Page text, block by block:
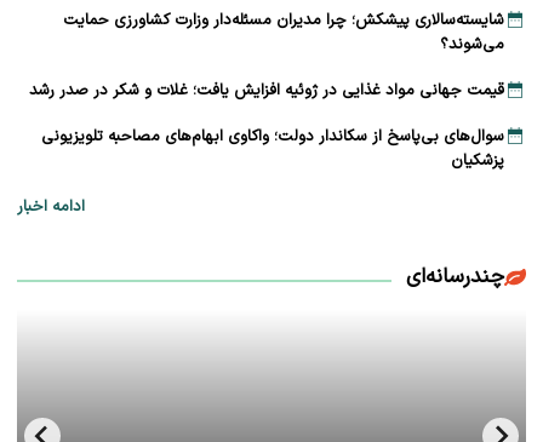
شایسته‌سالاری پیشکش؛ چرا مدیران مسئله‌دار وزارت کشاورزی حمایت
می‌شوند؟
قیمت جهانی مواد غذایی در ژوئیه افزایش یافت؛ غلات و شکر در صدر رشد
سوال‌های بی‌پاسخ از سکاندار دولت؛ واکاوی ابهام‌های مصاحبه تلویزیونی
پزشکیان
ادامه اخبار
چندرسانه‌ای